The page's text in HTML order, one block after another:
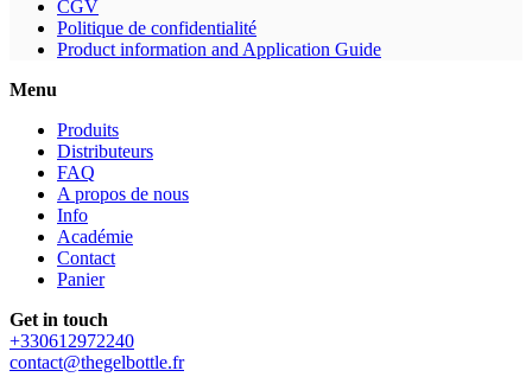
CGV
Politique de confidentialité
Product information and Application Guide
Menu
Produits
Distributeurs
FAQ
A propos de nous
Info
Académie
Contact
Panier
Get in touch
+330612972240
contact@thegelbottle.fr